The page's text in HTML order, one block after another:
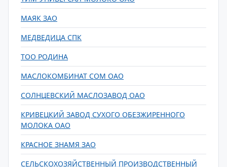
МАЯК ЗАО
МЕДВЕДИЦА СПК
ТОО РОДИНА
МАСЛОКОМБИНАТ СОМ ОАО
СОЛНЦЕВСКИЙ МАСЛОЗАВОД ОАО
КРИВЕЦКИЙ ЗАВОД СУХОГО ОБЕЗЖИРЕННОГО
МОЛОКА ОАО
КРАСНОЕ ЗНАМЯ ЗАО
СЕЛЬСКОХОЗЯЙСТВЕННЫЙ ПРОИЗВОДСТВЕННЫЙ